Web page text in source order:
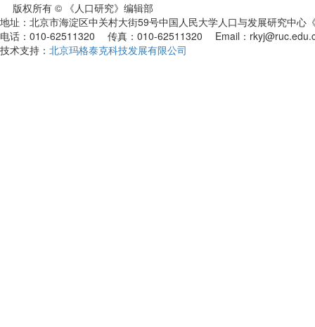
版权所有 © 《人口研究》编辑部
地址：北京市海淀区中关村大街59号中国人民大学人口与发展研究中
电话：010-62511320 传真：010-62511320 Email：
技术支持： 北京玛格泰克科技发展有限公司